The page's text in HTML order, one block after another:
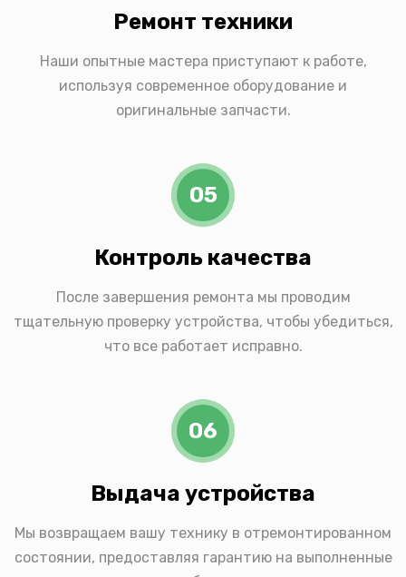
Ремонт техники
Наши опытные мастера приступают к работе,
используя современное оборудование и
оригинальные запчасти.
05
Контроль качества
После завершения ремонта мы проводим
тщательную проверку устройства, чтобы убедиться,
что все работает исправно.
06
Выдача устройства
Мы возвращаем вашу технику в отремонтированном
состоянии, предоставляя гарантию на выполненные